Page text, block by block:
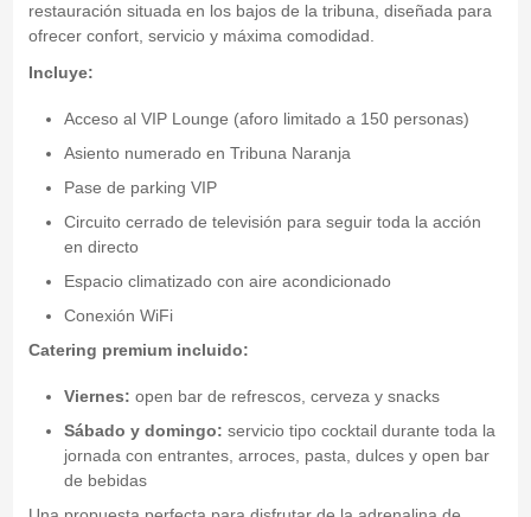
restauración situada en los bajos de la tribuna, diseñada para
ofrecer confort, servicio y máxima comodidad.
Incluye:
Acceso al VIP Lounge (aforo limitado a 150 personas)
Asiento numerado en Tribuna Naranja
Pase de parking VIP
Circuito cerrado de televisión para seguir toda la acción
en directo
Espacio climatizado con aire acondicionado
Conexión WiFi
Catering premium incluido:
Viernes: open bar de refrescos, cerveza y snacks
Sábado y domingo: servicio tipo cocktail durante toda la
jornada con entrantes, arroces, pasta, dulces y open bar
de bebidas